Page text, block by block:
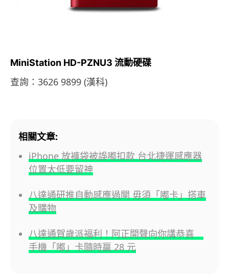
MiniStation HD-PZNU3 流動硬碟
查詢：3626 9899 (漢科)
相關文章:
iPhone 放褲袋被誤嘟扣款 台北捷運感應器
位置太低要留神
八達通研推自動感應過閘 毋須「嘟卡」搭車
及購物
八達通賀歲派福利！阿正開聲向你講恭喜
手機「嘟」卡隨時贏 28 元